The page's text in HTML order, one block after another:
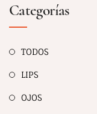
Categorías
TODOS
LIPS
OJOS